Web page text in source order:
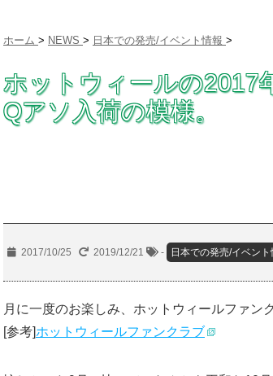
ホーム > NEWS > 日本での発売/イベント情報 >
ホットウィールの2017
Qアソ入荷の模様。
2017/10/25 2019/12/21 - 日本での発売/イベント
月に一度のお楽しみ、ホットウィールファン
[参考]ホットウィールファンクラブ